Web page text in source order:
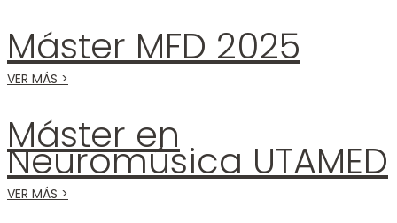
Máster MFD 2025
VER MÁS >
Máster en
Neuromúsica UTAMED
VER MÁS >